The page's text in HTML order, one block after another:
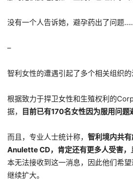
没有一个人告诉她，避孕药出了问题
–
智利女性的遭遇引起了多个相关组织的
根据致力于捍卫女性和生殖权利的
据，
目前已有170名女性因为服用问题
而且，专业人士统计称， 智利境内共
Anulette CD，肯定还有更多人受害，
本无法接收到这一消息，因此他们希
继续扩大。